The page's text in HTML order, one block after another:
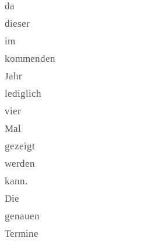
da
dieser
im
kommenden
Jahr
lediglich
vier
Mal
gezeigt
werden
kann.
Die
genauen
Termine